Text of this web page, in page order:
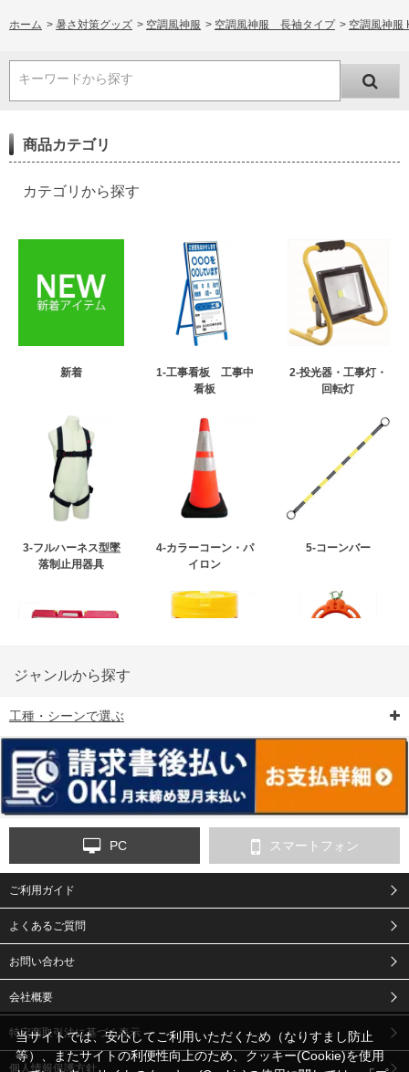
ホーム > 暑さ対策グッズ > 空調風神服 > 空調風神服 長袖タイプ > 空調風神服
キーワードから探す
商品カテゴリ
カテゴリから探す
新着
1-工事看板 工事中
看板
2-投光器・工事灯・
回転灯
3-フルハーネス型墜
落制止用器具
4-カラーコーン・パ
イロン
5-コーンバー
6-矢印板/LED矢印板
ンス
9-点字マット・タイ
ジャンルから探す
工種・シーンで選ぶ
PC スマートフォン
ご利用ガイド
よくあるご質問
お問い合わせ
会社概要
特定商取引法に基づく表示
個人情報保護方針
当サイトでは、安心してご利用いただくため（なりすまし防止
等）、またサイトの利便性向上のため、クッキー(Cookie)を使用